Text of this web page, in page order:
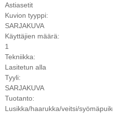
Astiasetit
Kuvion tyyppi:
SARJAKUVA
Käyttäjien määrä:
1
Tekniikka:
Lasitetun alla
Tyyli:
SARJAKUVA
Tuotanto:
Lusikka/haarukka/veitsi/